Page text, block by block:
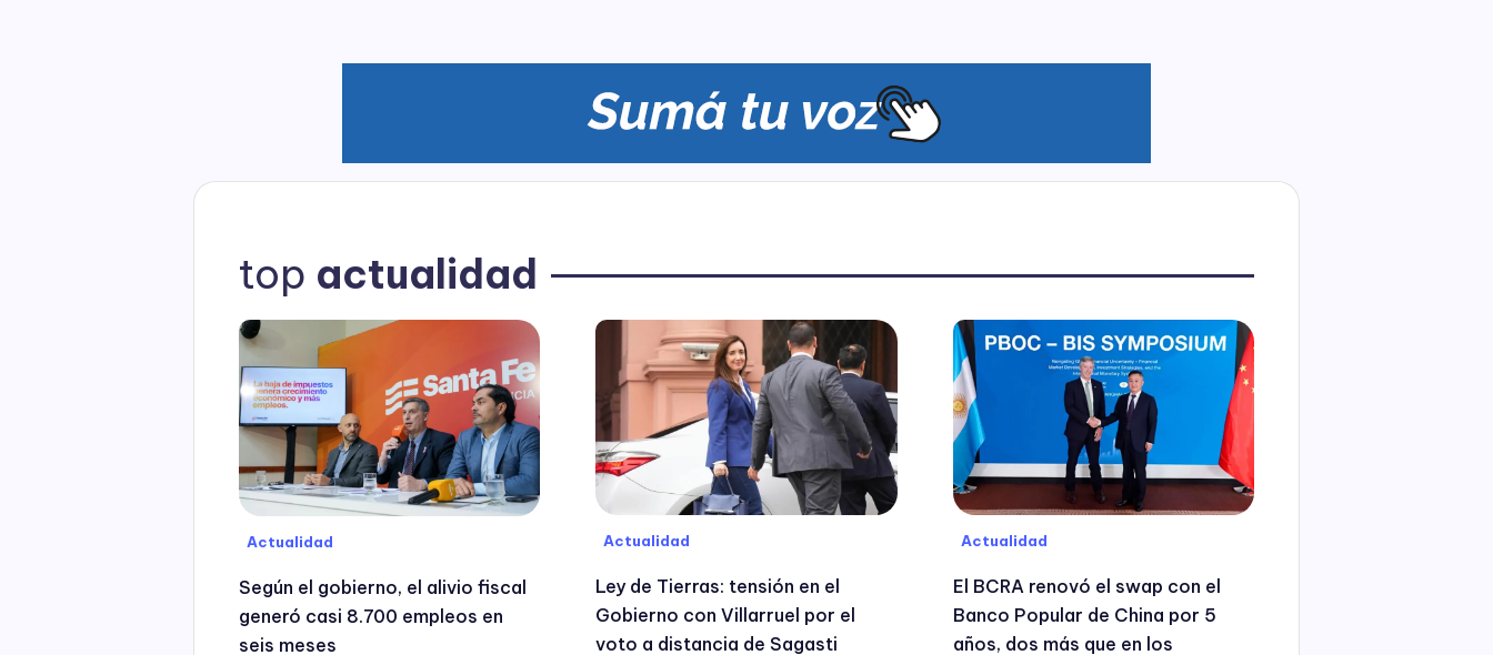
top actualidad
Actualidad
Según el gobierno, el alivio fiscal
generó casi 8.700 empleos en
seis meses
Actualidad
Ley de Tierras: tensión en el
Gobierno con Villarruel por el
voto a distancia de Sagasti
Actualidad
El BCRA renovó el swap con el
Banco Popular de China por 5
años, dos más que en los